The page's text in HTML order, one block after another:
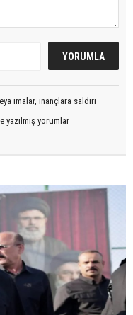
imalar, inançlara saldırı
yazılmış yorumlar